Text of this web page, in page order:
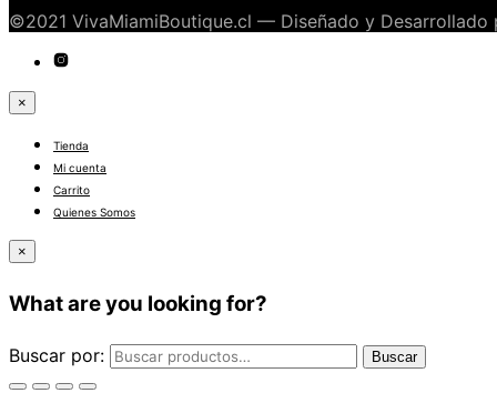
©2021 VivaMiamiBoutique.cl — Diseñado y Desarrollado
×
Tienda
Mi cuenta
Carrito
Quienes Somos
×
What are you looking for?
Buscar por: Buscar